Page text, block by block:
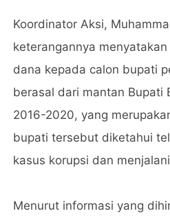
Koordinator Aksi,
keterangannya
dana kepada calon bupati
berasal dari mantan Bupati
2016-2020, yang
bupati tersebut diketahui
kasus korupsi dan
Menurut informasi yang